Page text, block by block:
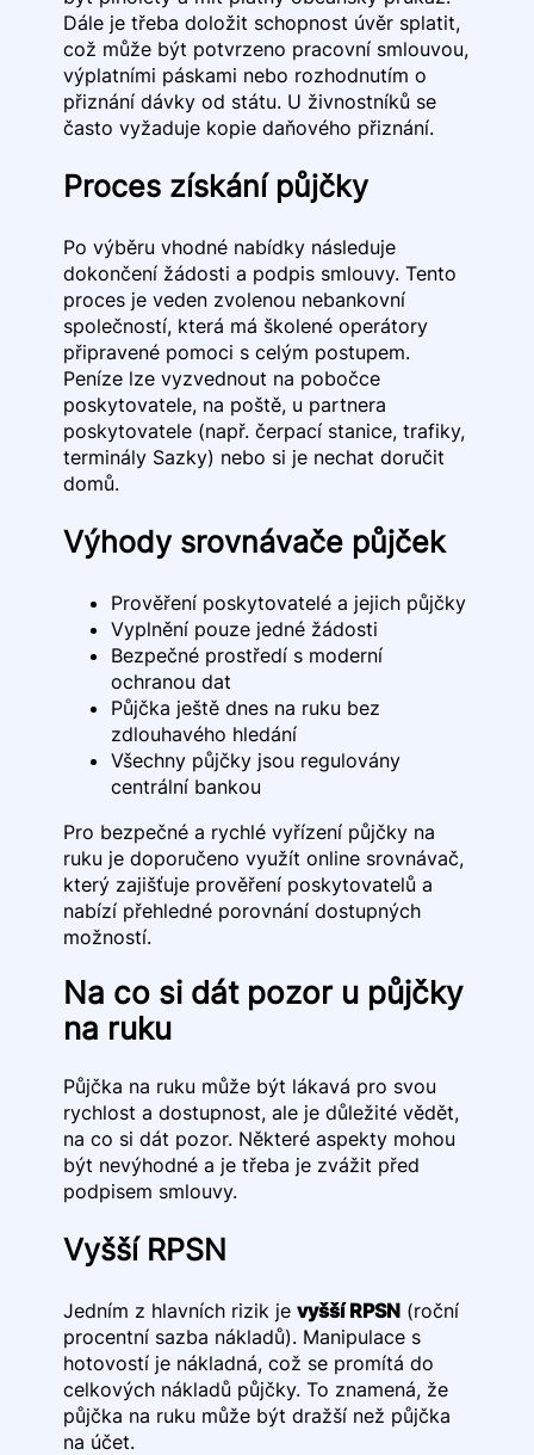
Dále je třeba doložit schopnost úvěr splatit,
což může být potvrzeno pracovní smlouvou,
výplatními páskami nebo rozhodnutím o
přiznání dávky od státu. U živnostníků se
často vyžaduje kopie daňového přiznání.
Proces získání půjčky
Po výběru vhodné nabídky následuje
dokončení žádosti a podpis smlouvy. Tento
proces je veden zvolenou nebankovní
společností, která má školené operátory
připravené pomoci s celým postupem.
Peníze lze vyzvednout na pobočce
poskytovatele, na poště, u partnera
poskytovatele (např. čerpací stanice, trafiky,
terminály Sazky) nebo si je nechat doručit
domů.
Výhody srovnávače půjček
Prověření poskytovatelé a jejich půjčky
Vyplnění pouze jedné žádosti
Bezpečné prostředí s moderní
ochranou dat
Půjčka ještě dnes na ruku bez
zdlouhavého hledání
Všechny půjčky jsou regulovány
centrální bankou
Pro bezpečné a rychlé vyřízení půjčky na
ruku je doporučeno využít online srovnávač,
který zajišťuje prověření poskytovatelů a
nabízí přehledné porovnání dostupných
možností.
Na co si dát pozor u půjčky
na ruku
Půjčka na ruku může být lákavá pro svou
rychlost a dostupnost, ale je důležité vědět,
na co si dát pozor. Některé aspekty mohou
být nevýhodné a je třeba je zvážit před
podpisem smlouvy.
Vyšší RPSN
Jedním z hlavních rizik je vyšší RPSN(roční
procentní sazba nákladů). Manipulace s
hotovostí je nákladná, což se promítá do
celkových nákladů půjčky. To znamená, že
půjčka na ruku může být dražší než půjčka
na účet.